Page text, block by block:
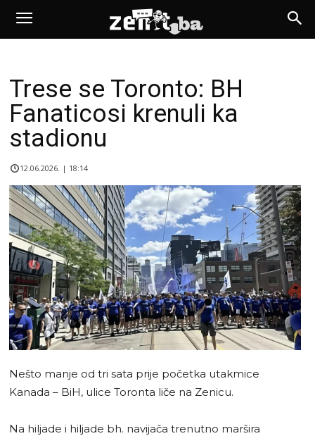
Trese se Toronto: BH
Fanaticosi krenuli ka
stadionu
12.06.2026. | 18:14
Nešto manje od tri sata prije početka utakmice
Kanada – BiH, ulice Toronta liče na Zenicu.
Na hiljade i hiljade bh. navijača trenutno maršira